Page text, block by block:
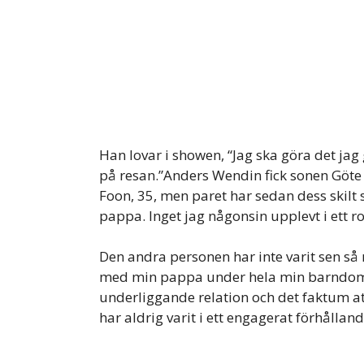
Han lovar i showen, “Jag ska göra det
på resan.”Anders Wendin fick sonen
Foon, 35, men paret har sedan dess
pappa. Inget jag någonsin upplevt i ett
Den andra personen har inte varit sen
med min pappa under hela min
underliggande relation och det faktum
har aldrig varit i ett engagerat